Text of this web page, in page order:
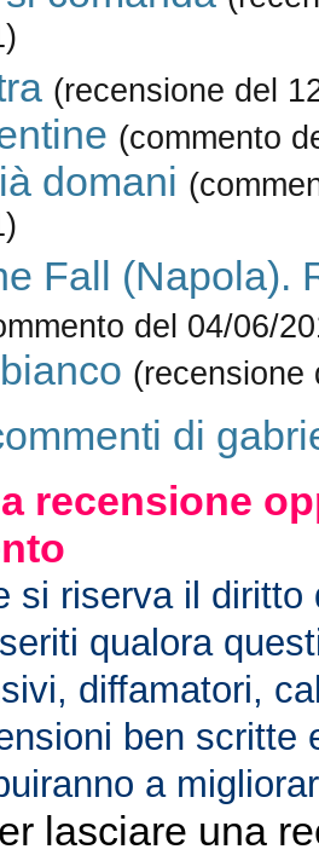
(recensione del
(commento
domani
Fall (Napola).
del 04/06/
(recensione
di
recensione
si riserva il diritto
qualora
diffamatori,
ben scritte
a
lasciare una